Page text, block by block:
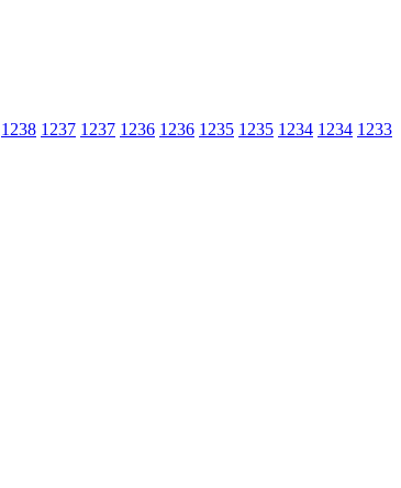
1238 1237 1237 1236 1236 1235 1235 1234 1234 1233